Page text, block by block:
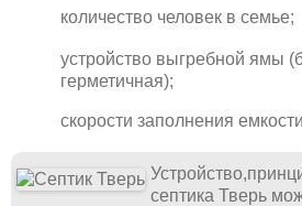
количество человек в семье;
устройство выгребной ямы
герметичная);
скорости заполнения
септика Тверь